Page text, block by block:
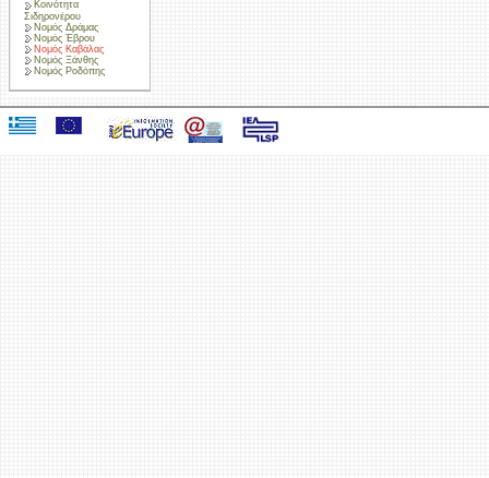
Κοινότητα
Σιδηρονέρου
Νομός Δράμας
Νομός Έβρου
Νομός Καβάλας
Νομός Ξάνθης
Νομός Ροδόπης